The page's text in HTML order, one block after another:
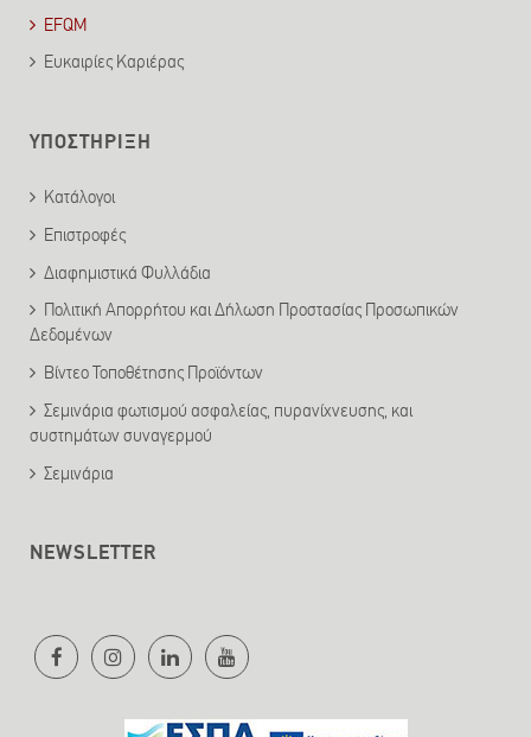
EFQM
Ευκαιρίες Καριέρας
ΥΠΟΣΤΗΡΙΞΗ
Κατάλογοι
Επιστροφές
Διαφημιστικά Φυλλάδια
Πολιτική Απορρήτου και Δήλωση Προστασίας Προσωπικών
Δεδομένων
Βίντεο Τοποθέτησης Προϊόντων
Σεμινάρια φωτισμού ασφαλείας, πυρανίχνευσης, και
συστημάτων συναγερμού
Σεμινάρια
NEWSLETTER